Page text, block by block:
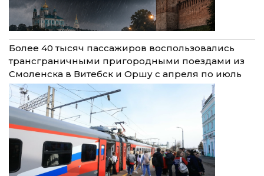
Более 40 тысяч пассажиров воспользовались
трансграничными пригородными поездами из
Смоленска в Витебск и Оршу с апреля по июль